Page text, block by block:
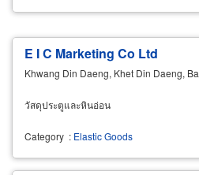
E I C Marketing Co Ltd
Khwang Din Daeng, Khet Din Daeng,
วัสดุประตูและหินอ่อน
Category : Elastic Goods